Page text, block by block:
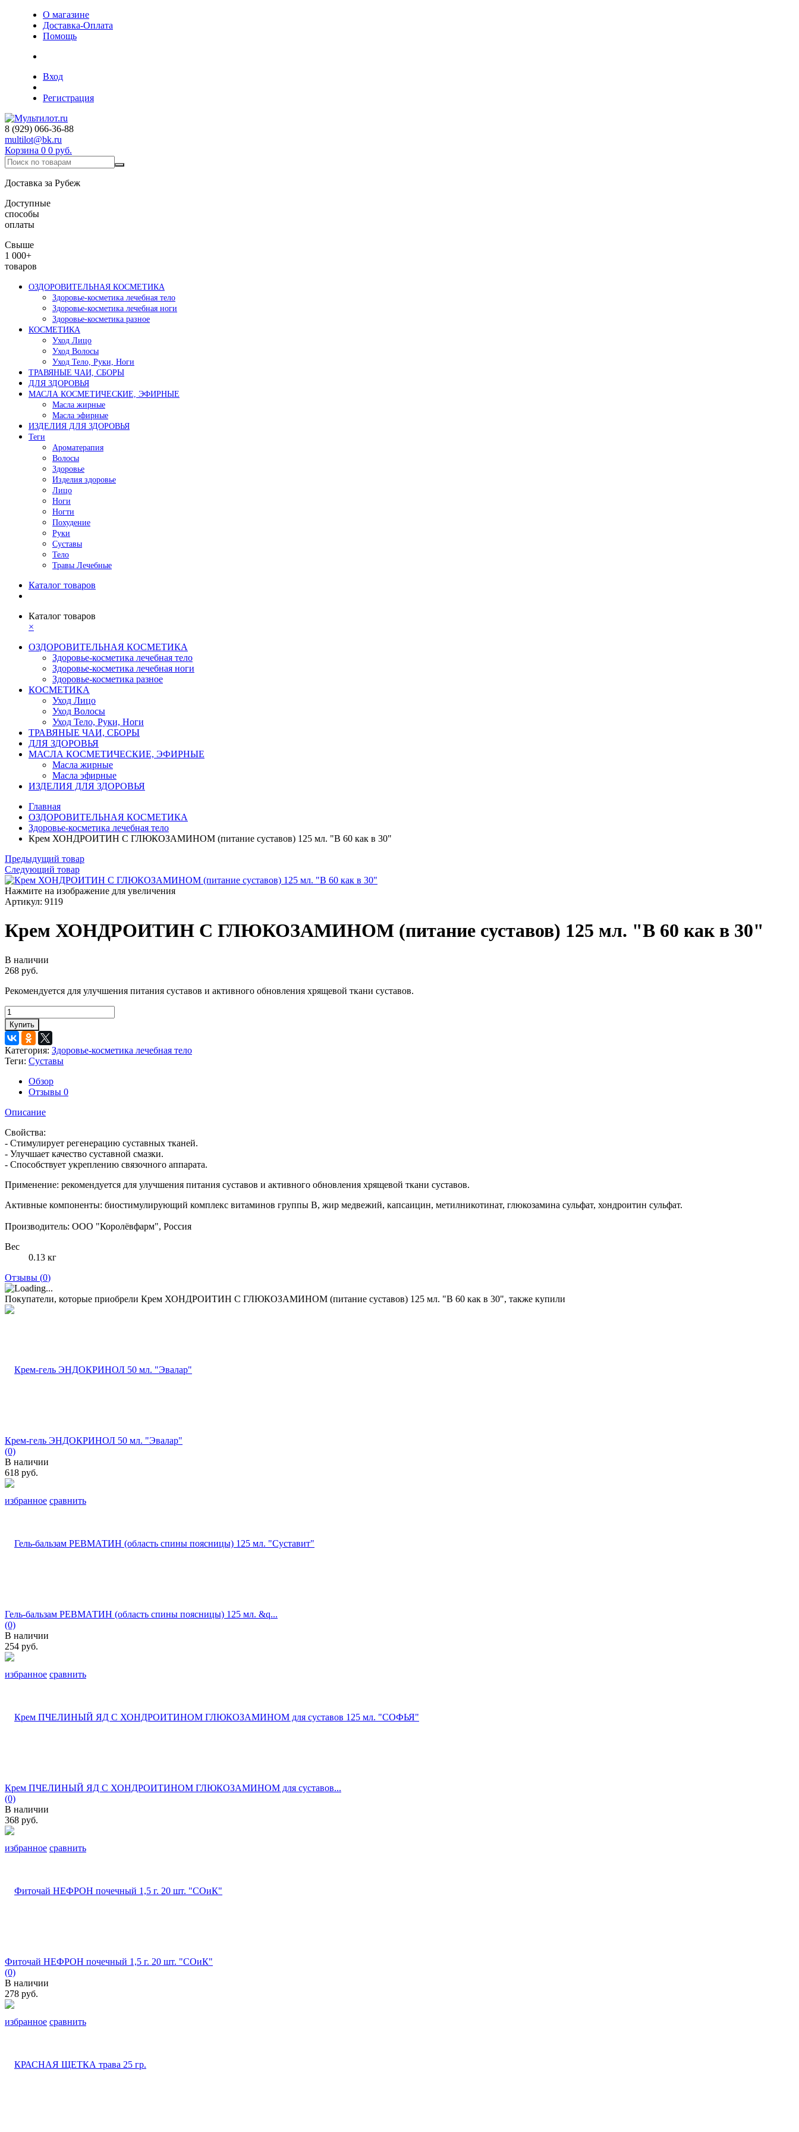
О магазине
Доставка-Оплата
Помощь
Вход
Регистрация
8 (929) 066-36-88
multilot@bk.ru
Корзина 0 0 руб.
Доставка за Рубеж
Доступные
способы
оплаты
Свыше
1 000+
товаров
ОЗДОРОВИТЕЛЬНАЯ КОСМЕТИКА
Здоровье-косметика лечебная тело
Здоровье-косметика лечебная ноги
Здоровье-косметика разное
КОСМЕТИКА
Уход Лицо
Уход Волосы
Уход Тело, Руки, Ноги
ТРАВЯНЫЕ ЧАИ, СБОРЫ
ДЛЯ ЗДОРОВЬЯ
МАСЛА КОСМЕТИЧЕСКИЕ, ЭФИРНЫЕ
Масла жирные
Масла эфирные
ИЗДЕЛИЯ ДЛЯ ЗДОРОВЬЯ
Теги
Ароматерапия
Волосы
Здоровье
Изделия здоровье
Лицо
Ноги
Ногти
Похудение
Руки
Суставы
Тело
Травы Лечебные
Каталог товаров
Каталог товаров
×
ОЗДОРОВИТЕЛЬНАЯ КОСМЕТИКА
Здоровье-косметика лечебная тело
Здоровье-косметика лечебная ноги
Здоровье-косметика разное
КОСМЕТИКА
Уход Лицо
Уход Волосы
Уход Тело, Руки, Ноги
ТРАВЯНЫЕ ЧАИ, СБОРЫ
ДЛЯ ЗДОРОВЬЯ
МАСЛА КОСМЕТИЧЕСКИЕ, ЭФИРНЫЕ
Масла жирные
Масла эфирные
ИЗДЕЛИЯ ДЛЯ ЗДОРОВЬЯ
Главная
ОЗДОРОВИТЕЛЬНАЯ КОСМЕТИКА
Здоровье-косметика лечебная тело
Крем ХОНДРОИТИН С ГЛЮКОЗАМИНОМ (питание суставов) 125 мл. "В 60 как в 30"
Предыдущий товар
Следующий товар
Нажмите на изображение для увеличения
Артикул: 9119
Крем ХОНДРОИТИН С ГЛЮКОЗАМИНОМ (питание суставов) 125 мл. "В 60 как в 30"
В наличии
268 руб.
Рекомендуется для улучшения питания суставов и активного обновления хрящевой ткани суставов.
Купить
Категория: Здоровье-косметика лечебная тело
Теги: Суставы
Обзор
Отзывы 0
Описание
Свойства:
- Сти­мулирует регенерацию сустав­ных тканей.
- Улучшает качество суставной смазки.
- Способст­вует укреплению связочного аппара­та.
Применение: рекомендуется для улучшения питания суставов и активного обновления хрящевой ткани суставов.
Активные компоненты: биостимулирующий комплекс вита­минов группы В, жир медвежий, капсаицин, метилникотинат, глюкозамина сульфат, хондроитин сульфат.
Производитель: ООО "Королёвфарм", Россия
Вес
0.13 кг
Отзывы (0)
Покупатели, которые приобрели Крем ХОНДРОИТИН С ГЛЮКОЗАМИНОМ (питание суставов) 125 мл. "В 60 как в 30", также купили
избранное сравнить
Крем-гель ЭНДОКРИНОЛ 50 мл. "Эвалар"
(0)
В наличии
618 руб.
избранное сравнить
Гель-бальзам РЕВМАТИН (область спины поясницы) 125 мл. &q...
(0)
В наличии
254 руб.
избранное сравнить
Крем ПЧЕЛИНЫЙ ЯД С ХОНДРОИТИНОМ ГЛЮКОЗАМИНОМ для суставов...
(0)
В наличии
368 руб.
избранное сравнить
Фиточай НЕФРОН почечный 1,5 г. 20 шт. "СОиК"
(0)
В наличии
278 руб.